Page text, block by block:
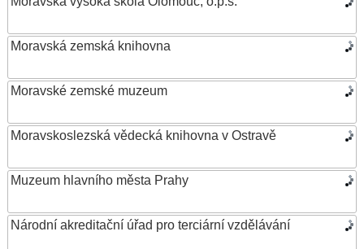
Moravská zemská knihovna
Moravské zemské muzeum
Moravskoslezská vědecká knihovna v Ostravě
Muzeum hlavního města Prahy
Národní akreditační úřad pro terciární vzdělávání